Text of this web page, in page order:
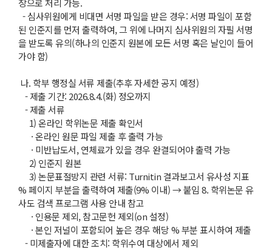
장으로 처리 가능.
- 심사위원에게 비대면 서명 파일을 받은 경우: 서명 파일이 포함
된 인준지를 먼저 출력하여, 그 위에 나머지 심사위원의 자필 서명
을 받도록 유의(하나의 인준지 원본에 모든 서명 혹은 날인이 들어
가야 함)
나. 학부 행정실 서류 제출(추후 자세한 공지 예정)
- 제출 기간: 2026.8.4.(화) 정오까지
- 제출 서류
1) 온라인 학위논문 제출 확인서
· 온라인 원문 파일 제출 후 출력 가능
· 미반납도서, 연체료가 있을 경우 완결되어야 출력 가능
2) 인준지 원본
3) 논문표절방지 관련 서류: Turnitin 결과보고서 유사성 지표
% 페이지 부분을 출력하여 제출(9% 이내) → 붙임 8. 학위논문 유
사도 검색 프로그램 사용 안내 참고
· 인용문 제외, 참고문헌 제외(on 설정)
· 본인 저널이 포함되어 높은 경우 해당 % 부분 표시하여 제출
- 미제출자에 대한 조치: 학위수여 대상에서 제외